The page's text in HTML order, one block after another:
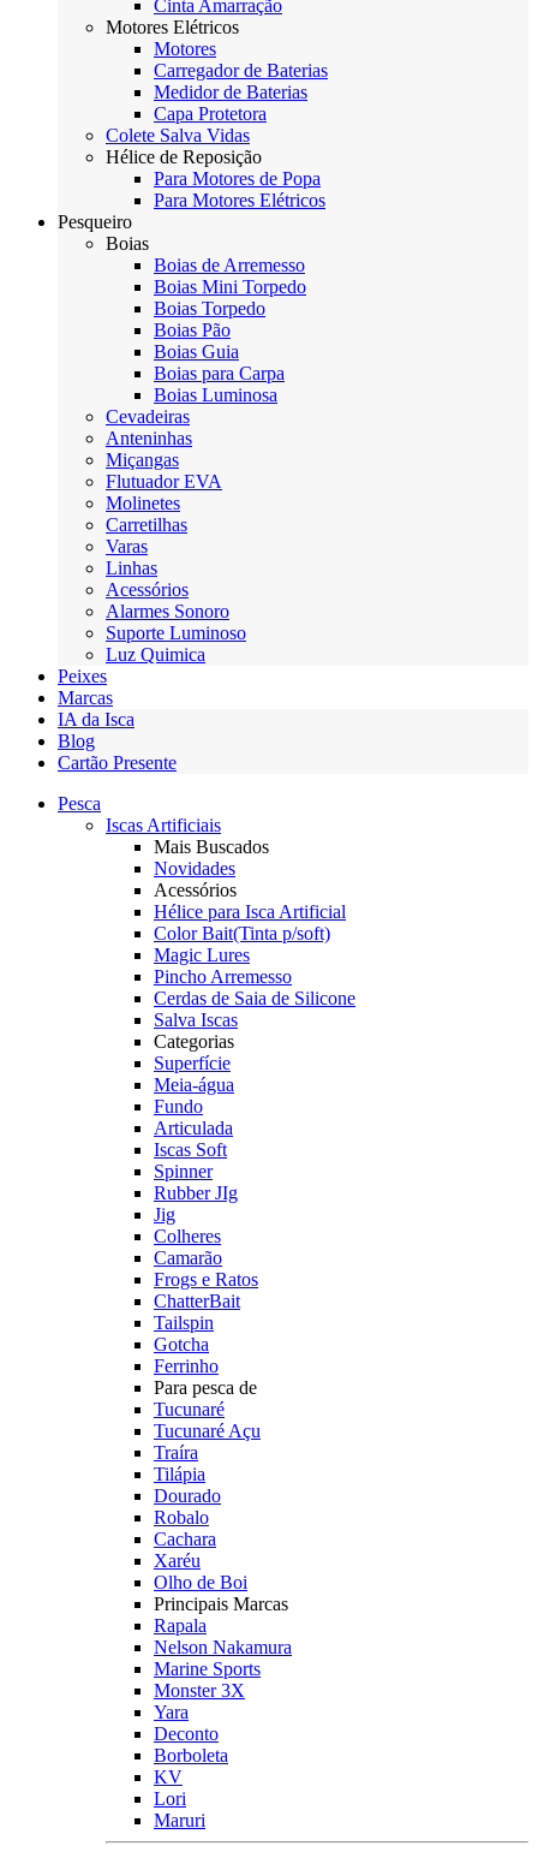
Cinta Amarração
Motores Elétricos
Motores
Carregador de Baterias
Medidor de Baterias
Capa Protetora
Colete Salva Vidas
Hélice de Reposição
Para Motores de Popa
Para Motores Elétricos
Pesqueiro
Boias
Boias de Arremesso
Boias Mini Torpedo
Boias Torpedo
Boias Pão
Boias Guia
Boias para Carpa
Boias Luminosa
Cevadeiras
Anteninhas
Miçangas
Flutuador EVA
Molinetes
Carretilhas
Varas
Linhas
Acessórios
Alarmes Sonoro
Suporte Luminoso
Luz Quimica
Peixes
Marcas
IA da Isca
Blog
Cartão Presente
Pesca
Iscas Artificiais
Mais Buscados
Novidades
Acessórios
Hélice para Isca Artificial
Color Bait(Tinta p/soft)
Magic Lures
Pincho Arremesso
Cerdas de Saia de Silicone
Salva Iscas
Categorias
Superfície
Meia-água
Fundo
Articulada
Iscas Soft
Spinner
Rubber JIg
Jig
Colheres
Camarão
Frogs e Ratos
ChatterBait
Tailspin
Gotcha
Ferrinho
Para pesca de
Tucunaré
Tucunaré Açu
Traíra
Tilápia
Dourado
Robalo
Cachara
Xaréu
Olho de Boi
Principais Marcas
Rapala
Nelson Nakamura
Marine Sports
Monster 3X
Yara
Deconto
Borboleta
KV
Lori
Maruri